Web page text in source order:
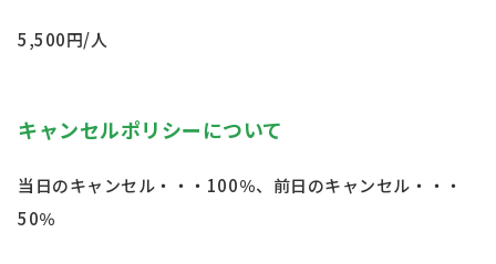
5,500円/人
キャンセルポリシーについて
当日のキャンセル・・・100％、前日のキャンセル・・・
50％